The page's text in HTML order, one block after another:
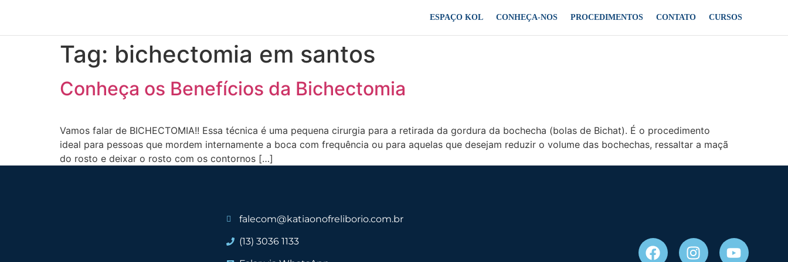
ESPAÇO KOL CONHEÇA-NOS PROCEDIMENTOS CONTATO CURSOS
Tag: bichectomia em santos
Conheça os Benefícios da Bichectomia
Vamos falar de BICHECTOMIA!! Essa técnica é uma pequena cirurgia para a retirada da gordura da bochecha (bolas de Bichat). É o procedimento
ideal para pessoas que mordem internamente a boca com frequência ou para aquelas que desejam reduzir o volume das bochechas, ressaltar a maçã
do rosto e deixar o rosto com os contornos […]
falecom@katiaonofreliborio.com.br
(13) 3036 1133